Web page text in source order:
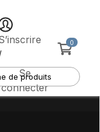
Se
connecter
0